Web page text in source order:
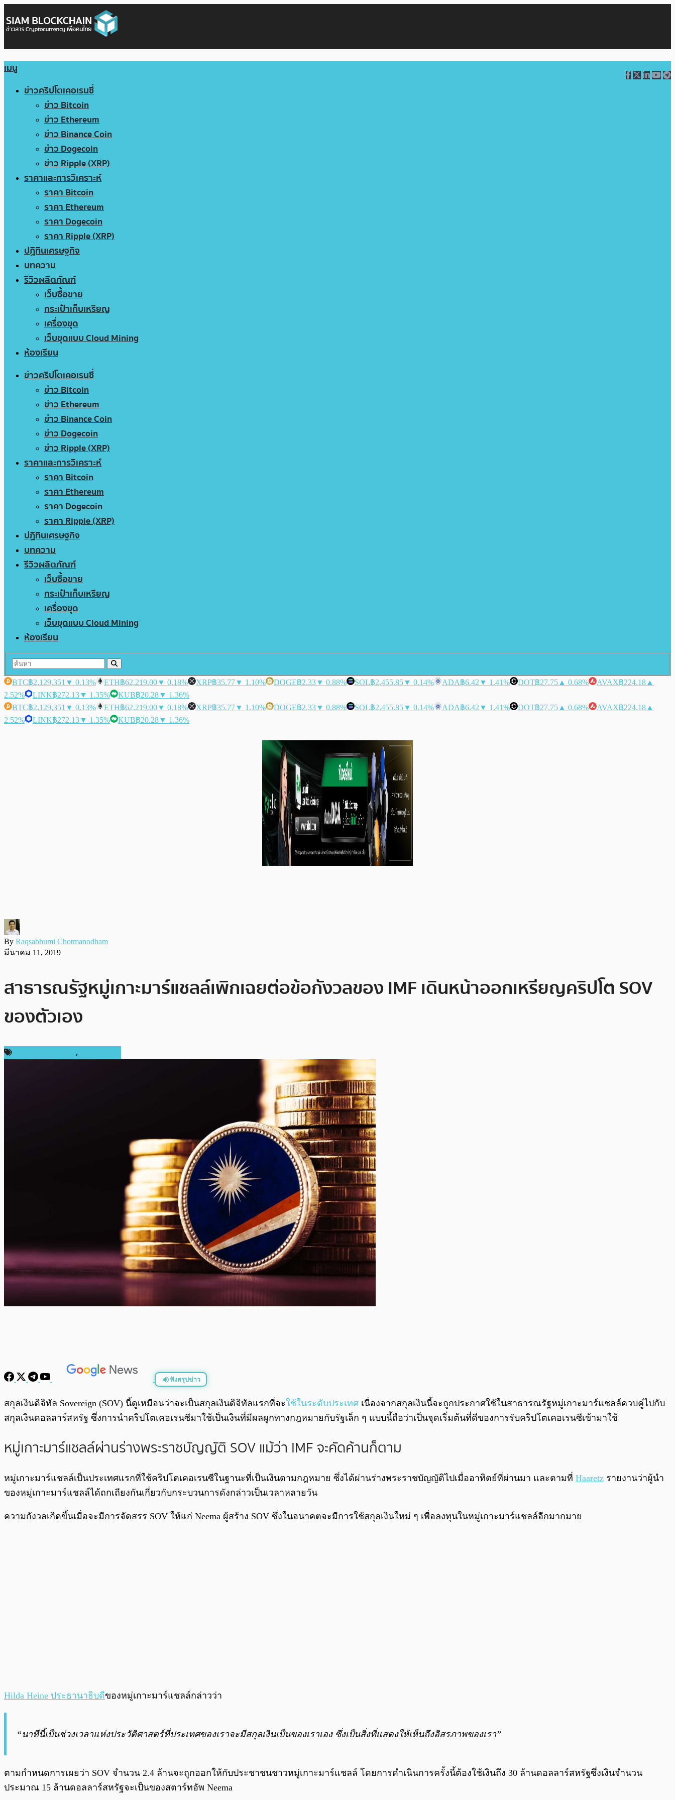
เมนู
ข่าวคริปโตเคอเรนซี่
ข่าว Bitcoin
ข่าว Ethereum
ข่าว Binance Coin
ข่าว Dogecoin
ข่าว Ripple (XRP)
ราคาและการวิเคราะห์
ราคา Bitcoin
ราคา Ethereum
ราคา Dogecoin
ราคา Ripple (XRP)
ปฏิทินเศรษฐกิจ
บทความ
รีวิวผลิตภัณฑ์
เว็บซื้อขาย
กระเป๋าเก็บเหรียญ
เครื่องขุด
เว็บขุดแบบ Cloud Mining
ห้องเรียน
ข่าวคริปโตเคอเรนซี่
ข่าว Bitcoin
ข่าว Ethereum
ข่าว Binance Coin
ข่าว Dogecoin
ข่าว Ripple (XRP)
ราคาและการวิเคราะห์
ราคา Bitcoin
ราคา Ethereum
ราคา Dogecoin
ราคา Ripple (XRP)
ปฏิทินเศรษฐกิจ
บทความ
รีวิวผลิตภัณฑ์
เว็บซื้อขาย
กระเป๋าเก็บเหรียญ
เครื่องขุด
เว็บขุดแบบ Cloud Mining
ห้องเรียน
BTC฿2,129,351 ▼ 0.13% ETH฿62,219.00▼ 0.18% XRP฿35.77▼ 1.10% DOGE฿2.33▼ 0.88% SOL฿2,455.85▼ 0.14% ADA฿6.42 ▼ 1.41% DOT฿27.75 ▲ 0.68% AVAX฿224.18 ▲
2.52%
LINK฿272.13▼ 1.35% KUB฿20.28▼ 1.36%
BTC฿2,129,351 ▼ 0.13% ETH฿62,219.00▼ 0.18% XRP฿35.77▼ 1.10% DOGE฿2.33▼ 0.88% SOL฿2,455.85▼ 0.14% ADA฿6.42 ▼ 1.41% DOT฿27.75 ▲ 0.68% AVAX฿224.18 ▲
2.52%
LINK฿272.13▼ 1.35% KUB฿20.28▼ 1.36%
By Raqsabhumi Chotmanodham
มีนาคม 11, 2019
สาธารณรัฐหมู่เกาะมาร์แชลล์เพิกเฉยต่อข้อกังวลของ IMF เดินหน้าออกเหรียญคริปโต SOV
ของตัวเอง
,
ฟังสรุปข่าว
พร้อมเล่น /
สกุลเงินดิจิทัล Sovereign (SOV) นี้ดูเหมือนว่าจะเป็นสกุลเงินดิจิทัลแรกที่จะใช้ในระดับประเทศ เนื่องจากสกุลเงินนี้จะถูกประกาศใช้ในสาธารณรัฐหมู่เกาะมาร์แชลล์ควบคู่ไปกับ
สกุลเงินดอลลาร์สหรัฐ ซึ่งการนำคริปโตเคอเรนซีมาใช้เป็นเงินที่มีผลผูกทางกฎหมายกับรัฐเล็ก ๆ แบบนี้ถือว่าเป็นจุดเริ่มต้นที่ดีของการรับคริปโตเคอเรนซีเข้ามาใช้
หมู่เกาะมาร์แชลล์ผ่านร่างพระราชบัญญัติ SOV แม้ว่า IMF จะคัดค้านก็ตาม
หมู่เกาะมาร์แชลล์เป็นประเทศแรกที่ใช้คริปโตเคอเรนซีในฐานะที่เป็นเงินตามกฎหมาย ซึ่งได้ผ่านร่างพระราชบัญญัติไปเมื่ออาทิตย์ที่ผ่านมา และตามที่ Haaretz รายงานว่าผู้นำ
ของหมู่เกาะมาร์แชลล์ได้ถกเถียงกันเกี่ยวกับกระบวนการดังกล่าวเป็นเวลาหลายวัน
ความกังวลเกิดขึ้นเมื่อจะมีการจัดสรร SOV ให้แก่ Neema ผู้สร้าง SOV ซึ่งในอนาคตจะมีการใช้สกุลเงินใหม่ ๆ เพื่อลงทุนในหมู่เกาะมาร์แชลล์อีกมากมาย
Hilda Heine ประธานาธิบดีของหมู่เกาะมาร์แชลล์กล่าวว่า
“นาทีนี้เป็นช่วงเวลาแห่งประวัติศาสตร์ที่ประเทศของเราจะมีสกุลเงินเป็นของเราเอง ซึ่งเป็นสิ่งที่แสดงให้เห็นถึงอิสรภาพของเรา”
ตามกำหนดการเผยว่า SOV จำนวน 2.4 ล้านจะถูกออกให้กับประชาชนชาวหมู่เกาะมาร์แชลล์ โดยการดำเนินการครั้งนี้ต้องใช้เงินถึง 30 ล้านดอลลาร์สหรัฐซึ่งเงินจำนวน
ประมาณ 15 ล้านดอลลาร์สหรัฐจะเป็นของสตาร์ทอัพ Neema